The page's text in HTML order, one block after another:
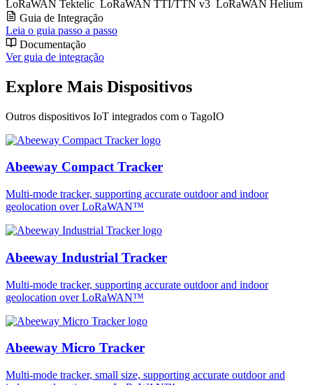
LoRaWAN Tektelic LoRaWAN TTI/TTN v3 LoRaWAN Helium
Guia de Integração
Leia o guia passo a passo
Documentação
Ver guia de integração
Explore Mais Dispositivos
Outros dispositivos IoT integrados com o TagoIO
Abeeway Compact Tracker
Multi-mode tracker, supporting accurate outdoor and indoor
geolocation over LoRaWAN™
Abeeway Industrial Tracker
Multi-mode tracker, supporting accurate outdoor and indoor
geolocation over LoRaWAN™
Abeeway Micro Tracker
Multi-mode tracker, small size, supporting accurate outdoor and